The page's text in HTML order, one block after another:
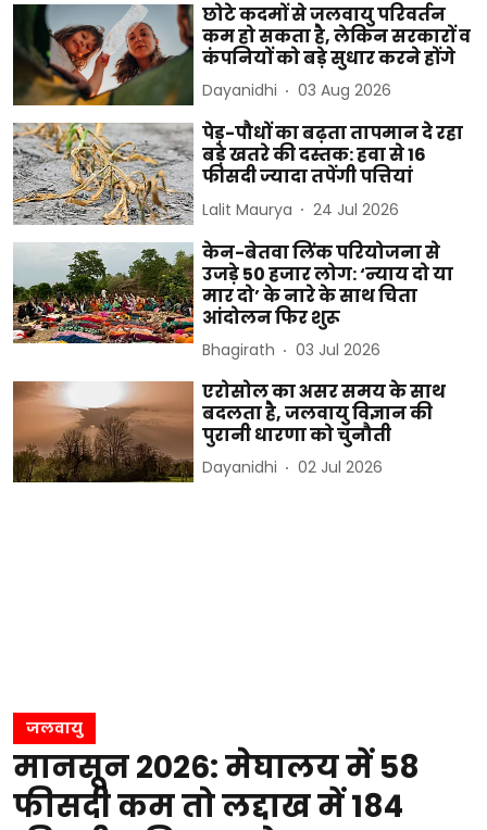
छोटे कदमों से जलवायु परिवर्तन
कम हो सकता है, लेकिन सरकारों व
कंपनियों को बड़े सुधार करने होंगे
Dayanidhi 03 Aug 2026
पेड़-पौधों का बढ़ता तापमान दे रहा
बड़े खतरे की दस्तक: हवा से 16
फीसदी ज्यादा तपेंगी पत्तियां
Lalit Maurya 24 Jul 2026
केन-बेतवा लिंक परियोजना से
उजड़े 50 हजार लोग: ‘न्याय दो या
मार दो’ के नारे के साथ चिता
आंदोलन फिर शुरू
Bhagirath 03 Jul 2026
एरोसोल का असर समय के साथ
बदलता है, जलवायु विज्ञान की
पुरानी धारणा को चुनौती
Dayanidhi 02 Jul 2026
जलवायु
मानसून 2026: मेघालय में 58
फीसदी कम तो लद्दाख में 184